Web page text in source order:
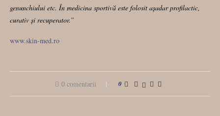
genunchiului etc. În medicina sportivă este folosit așadar profilactic,
curativ și recuperator.”
www.skin-med.ro
0 comentarii 0